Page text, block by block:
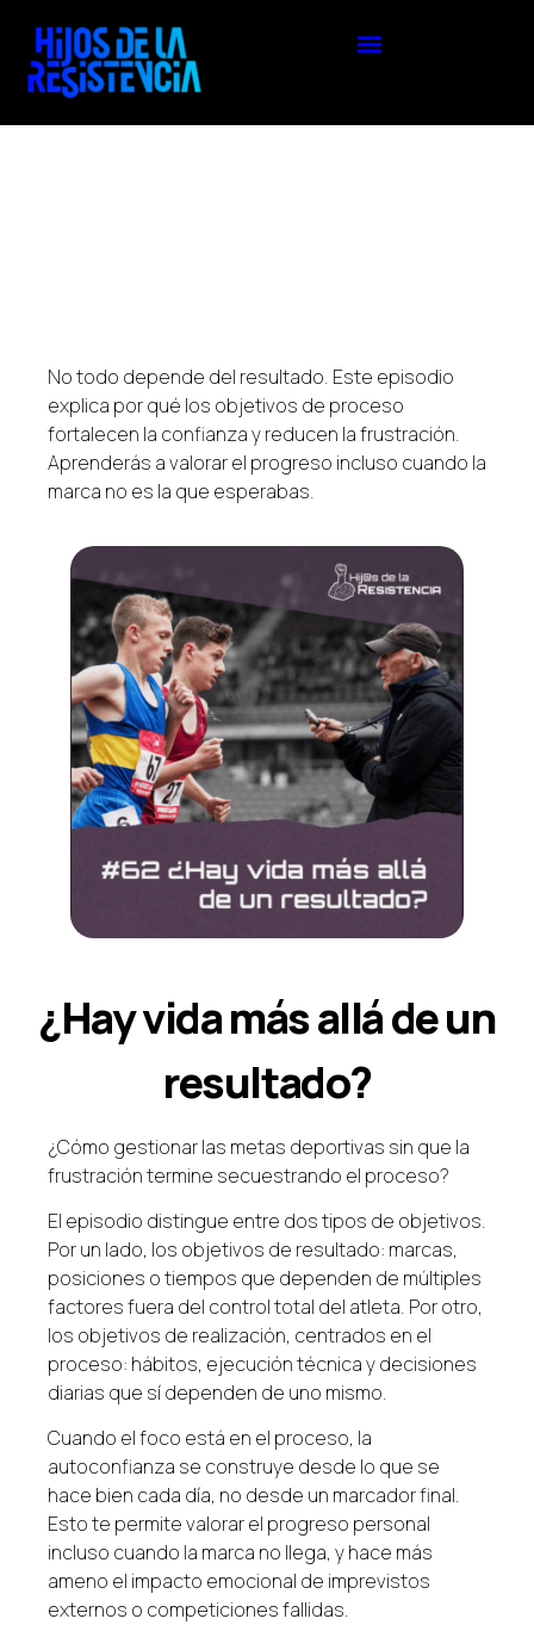
No todo depende del resultado. Este episodio
explica por qué los objetivos de proceso
fortalecen la confianza y reducen la frustración.
Aprenderás a valorar el progreso incluso cuando la
marca no es la que esperabas.
¿Hay vida más allá de un
resultado?
¿Cómo gestionar las metas deportivas sin que la
frustración termine secuestrando el proceso?
El episodio distingue entre dos tipos de objetivos.
Por un lado, los objetivos de resultado: marcas,
posiciones o tiempos que dependen de múltiples
factores fuera del control total del atleta. Por otro,
los objetivos de realización, centrados en el
proceso: hábitos, ejecución técnica y decisiones
diarias que sí dependen de uno mismo.
Cuando el foco está en el proceso, la
autoconfianza se construye desde lo que se
hace bien cada día, no desde un marcador final.
Esto te permite valorar el progreso personal
incluso cuando la marca no llega, y hace más
ameno el impacto emocional de imprevistos
externos o competiciones fallidas.